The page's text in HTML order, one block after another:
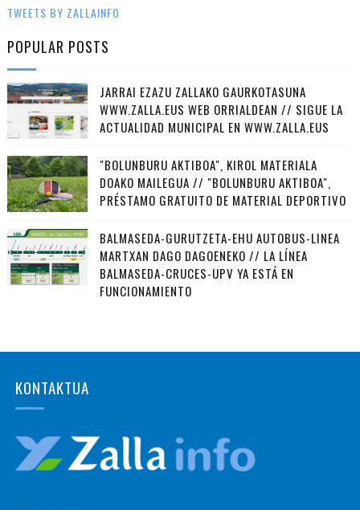
TWEETS BY ZALLAINFO
POPULAR POSTS
JARRAI EZAZU ZALLAKO GAURKOTASUNA
WWW.ZALLA.EUS WEB ORRIALDEAN // SIGUE LA
ACTUALIDAD MUNICIPAL EN WWW.ZALLA.EUS
"BOLUNBURU AKTIBOA", KIROL MATERIALA
DOAKO MAILEGUA // "BOLUNBURU AKTIBOA",
PRÉSTAMO GRATUITO DE MATERIAL DEPORTIVO
BALMASEDA-GURUTZETA-EHU AUTOBUS-LINEA
MARTXAN DAGO DAGOENEKO // LA LÍNEA
BALMASEDA-CRUCES-UPV YA ESTÁ EN
FUNCIONAMIENTO
KONTAKTUA